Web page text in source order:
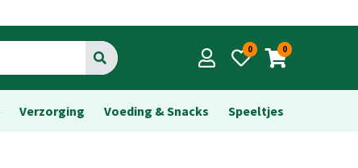
Go 0 0
Verzorging Voeding & Snacks Speeltjes